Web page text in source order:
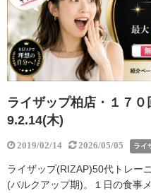
ライザップ柏店・１７
9.2.14(木)
2019/02/14 2026/05/05 ライ
ライザップ(RIZAP)50代トレー
(バルクアップ期)。１日の食事